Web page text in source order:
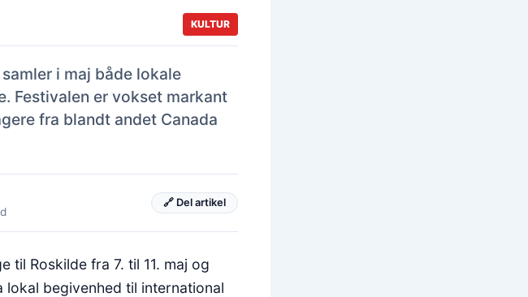
KULTUR
i maj både lokale
Festivalen er vokset markant
fra blandt andet Canada
🔗 Del artikel
til Roskilde fra 7. til 11. maj og
begivenhed til international